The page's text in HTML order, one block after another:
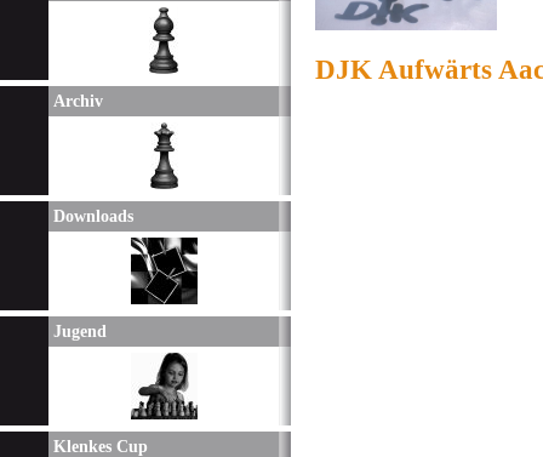
Archiv
Downloads
Jugend
Klenkes Cup
DJK Aufwärts